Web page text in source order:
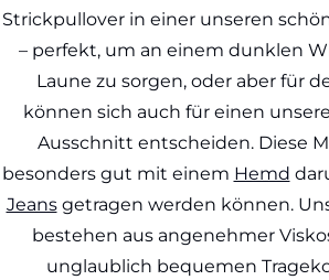
Strickpullover in einer unseren
– perfekt, um an einem dunklen
Laune zu sorgen, oder aber für
können sich auch für einen
Ausschnitt entscheiden. Diese
besonders gut mit einem Hemd
Jeansgetragen werden können.
bestehen aus angenehmer
unglaublich bequemen